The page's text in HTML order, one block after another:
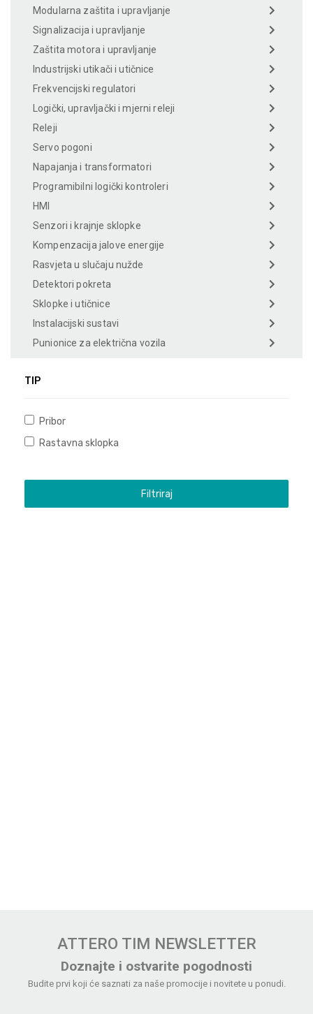
Modularna zaštita i upravljanje
Signalizacija i upravljanje
Zaštita motora i upravljanje
Industrijski utikači i utičnice
Frekvencijski regulatori
Logički, upravljački i mjerni releji
Releji
Servo pogoni
Napajanja i transformatori
Programibilni logički kontroleri
HMI
Senzori i krajnje sklopke
Kompenzacija jalove energije
Rasvjeta u slučaju nužde
Detektori pokreta
Sklopke i utičnice
Instalacijski sustavi
Punionice za električna vozila
TIP
Pribor
Rastavna sklopka
Filtriraj
ATTERO TIM NEWSLETTER
Doznajte i ostvarite pogodnosti
Budite prvi koji će saznati za naše promocije i novitete u ponudi.